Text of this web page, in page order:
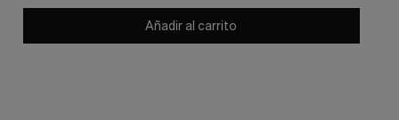
Añadir al carrito